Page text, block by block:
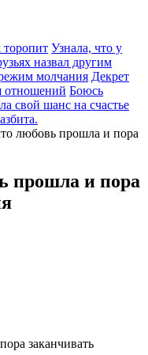
торопит Узнала, что у
назвал другим
молчания Декрет
отношений Боюсь
свой шанс на счастье
любовь прошла и пора
прошла и пора